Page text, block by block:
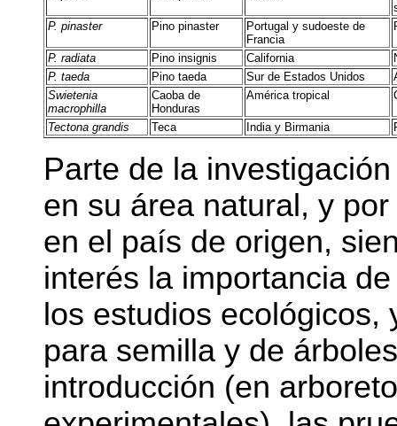
P. pinaster
Pino pinaster
Portugal y sudoeste de
Francia
P. radiata Pino insignis California
P. taeda
Pino taeda Sur de Estados Unidos
Swietenia
macrophilla
Caoba de
Honduras
América tropical
Tectona grandis Teca India y Birmania
Parte de la
en su área natural, y
en el país de origen,
interés la importancia
los estudios ecológicos,
para semilla y de
introducción (en